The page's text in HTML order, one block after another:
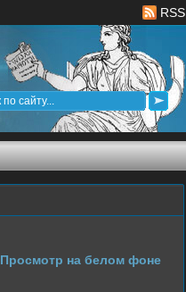
RSS
Просмотр на белом фоне